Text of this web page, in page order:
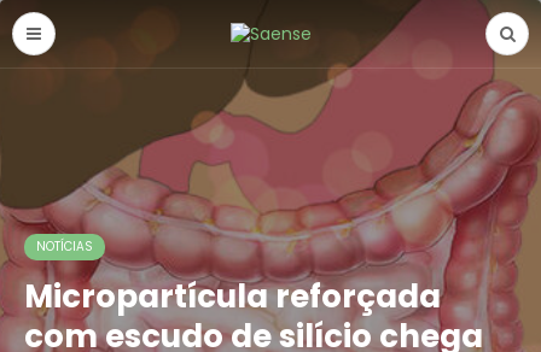
NOTÍCIAS
Micropartícula reforçada
com escudo de silício chega